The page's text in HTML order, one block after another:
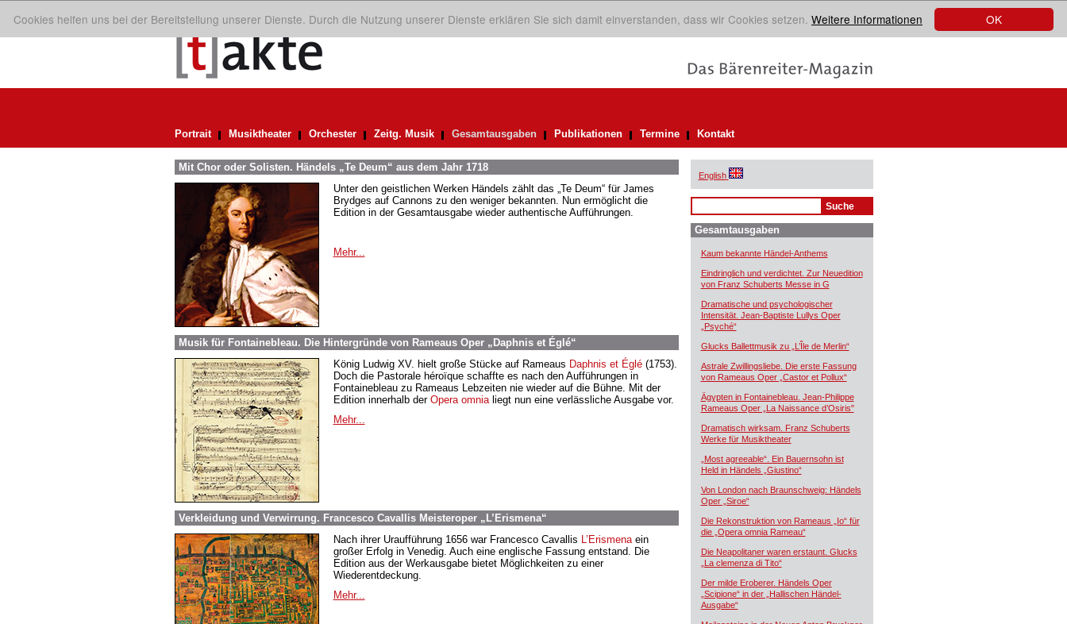
OK
Cookies helfen uns bei der Bereitstellung unserer Dienste. Durch die Nutzung unserer Dienste erklären Sie sich damit einverstanden, dass wir Cookies setzen. Weitere Informationen
Portrait Musiktheater Orchester Zeitg. Musik Gesamtausgaben Publikationen Termine Kontakt
Mit Chor oder Solisten. Händels „Te Deum“ aus dem Jahr 1718
Unter den geistlichen Werken Händels zählt das „Te Deum“ für James
Brydges auf Cannons zu den weniger bekannten. Nun ermöglicht die
Edition in der Gesamtausgabe wieder authentische Aufführungen.
Mehr...
Musik für Fontainebleau. Die Hintergründe von Rameaus Oper „Daphnis et Églé“
König Ludwig XV. hielt große Stücke auf Rameaus Daphnis et Églé(1753).
Doch die Pastorale héroïque schaffte es nach den Aufführungen in
Fontainebleau zu Rameaus Lebzeiten nie wieder auf die Bühne. Mit der
Edition innerhalb der Opera omnialiegt nun eine verlässliche Ausgabe vor.
Mehr...
Verkleidung und Verwirrung. Francesco Cavallis Meisteroper „L’Erismena“
Nach ihrer Uraufführung 1656 war Francesco Cavallis L’Erismenaein
großer Erfolg in Venedig. Auch eine englische Fassung entstand. Die
Edition aus der Werkausgabe bietet Möglichkeiten zu einer
Wiederentdeckung.
Mehr...
English
Gesamtausgaben
Kaum bekannte Händel-Anthems
Eindringlich und verdichtet. Zur Neuedition
von Franz Schuberts Messe in G
Dramatische und psychologischer
Intensität. Jean-Baptiste Lullys Oper
„Psyché“
Glucks Ballettmusik zu „L’Île de Merlin“
Astrale Zwillingsliebe. Die erste Fassung
von Rameaus Oper „Castor et Pollux“
Ägypten in Fontainebleau. Jean-Philippe
Rameaus Oper „La Naissance d’Osiris"
Dramatisch wirksam. Franz Schuberts
Werke für Musiktheater
„Most agreeable“. Ein Bauernsohn ist
Held in Händels „Giustino“
Von London nach Braunschweig: Händels
Oper „Siroe“
Die Rekonstruktion von Rameaus „Io“ für
die „Opera omnia Rameau“
Die Neapolitaner waren erstaunt. Glucks
„La clemenza di Tito“
Der milde Eroberer. Händels Oper
„Scipione“ in der „Hallischen Händel-
Ausgabe“